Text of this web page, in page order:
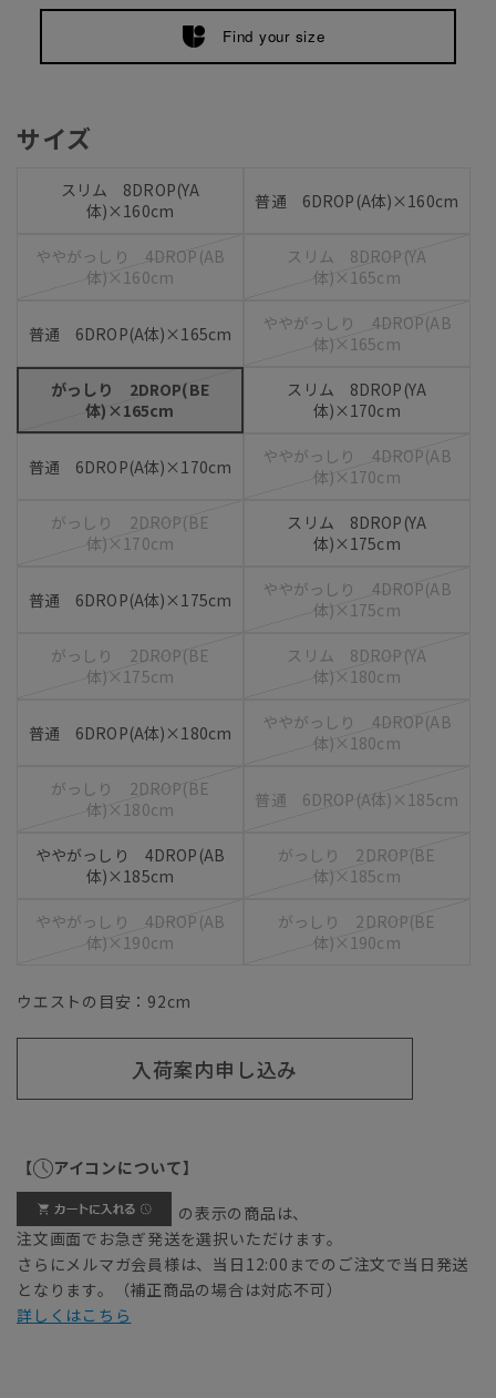
Find your size
サイズ
スリム 8DROP(YA
体)×160cm
普通 6DROP(A体)×160cm
ややがっしり 4DROP(AB
体)×160cm
スリム 8DROP(YA
体)×165cm
普通 6DROP(A体)×165cm
ややがっしり 4DROP(AB
体)×165cm
がっしり 2DROP(BE
体)×165cm
スリム 8DROP(YA
体)×170cm
普通 6DROP(A体)×170cm
ややがっしり 4DROP(AB
体)×170cm
がっしり 2DROP(BE
体)×170cm
スリム 8DROP(YA
体)×175cm
普通 6DROP(A体)×175cm
ややがっしり 4DROP(AB
体)×175cm
がっしり 2DROP(BE
体)×175cm
スリム 8DROP(YA
体)×180cm
普通 6DROP(A体)×180cm
ややがっしり 4DROP(AB
体)×180cm
がっしり 2DROP(BE
体)×180cm
普通 6DROP(A体)×185cm
ややがっしり 4DROP(AB
体)×185cm
がっしり 2DROP(BE
体)×185cm
ややがっしり 4DROP(AB
体)×190cm
がっしり 2DROP(BE
体)×190cm
ウエストの目安： 92cm
入荷案内申し込み
【 アイコンについて】
の表示の商品は、
注文画面でお急ぎ発送を選択いただけます。
さらにメルマガ会員様は、当日12:00までのご注文で当日発送
となります。（補正商品の場合は対応不可）
詳しくはこちら